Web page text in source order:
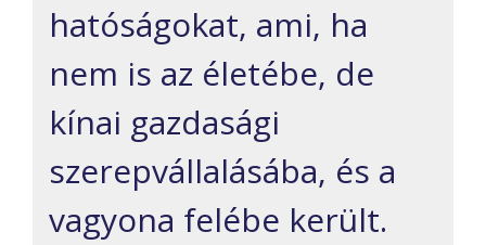
hatóságokat, ami, ha
nem is az életébe, de
kínai gazdasági
szerepvállalásába, és a
vagyona felébe került.